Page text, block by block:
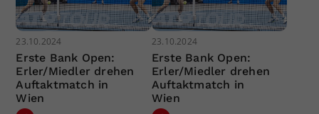
23.10.2024
Erste Bank Open:
Erler/Miedler drehen
Auftaktmatch in
Wien
23.10.2024
Erste Bank Open:
Erler/Miedler drehen
Auftaktmatch in
Wien